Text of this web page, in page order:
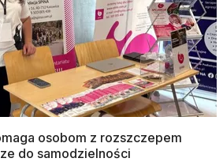
osobom z rozszczepem
do samodzielności